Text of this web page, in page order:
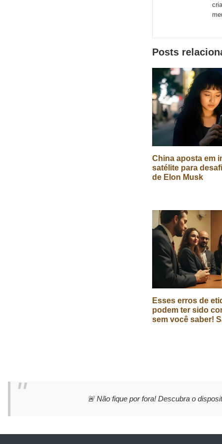
Posts
China aposta em
satélite para
de Elon Musk
Esses erros de
podem ter sido
sem você saber!
🚨 Não fique por fora! Descubra o